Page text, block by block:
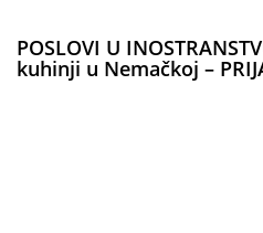
POSLOVI U
kuhinji u Nemačkoj –